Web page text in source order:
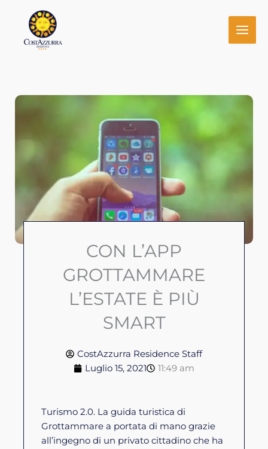
contenuto
CON L’APP
GROTTAMMARE
L’ESTATE È PIÙ
SMART
CostAzzurra Residence Staff
Luglio 15, 2021
11:49 am
Turismo 2.0. La guida turistica di
Grottammare a portata di mano grazie
all’ingegno di un privato cittadino che ha